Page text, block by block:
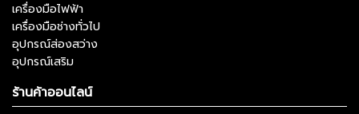
เครื่องมือไฟฟ้า
เครื่องมือช่างทั่วไป
อุปกรณ์ส่องสว่าง
อุปกรณ์เสริม
ร้านค้าออนไลน์